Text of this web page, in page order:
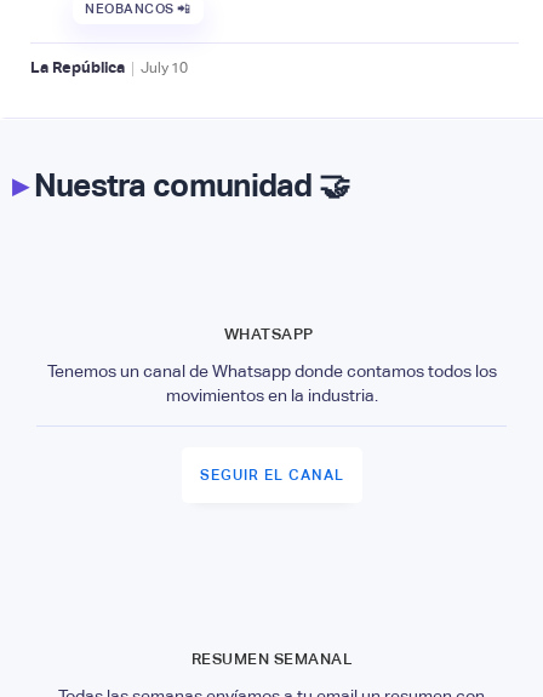
NEOBANCOS 📲
La República | July 10
▸Nuestra comunidad 🤝
WHATSAPP
Tenemos un canal de Whatsapp donde contamos todos los
movimientos en la industria.
SEGUIR EL CANAL
RESUMEN SEMANAL